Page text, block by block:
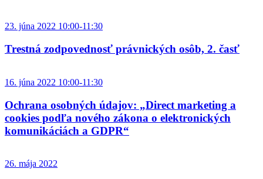
23. júna 2022 10:00-11:30
Trestná zodpovednosť právnických osôb, 2. časť
16. júna 2022 10:00-11:30
Ochrana osobných údajov: „Direct marketing a
cookies podľa nového zákona o elektronických
komunikáciách a GDPR“
26. mája 2022